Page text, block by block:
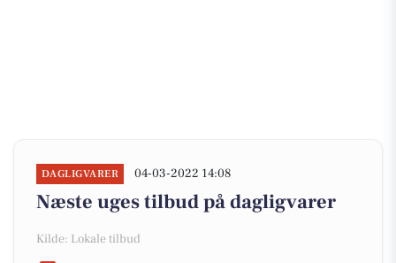
DAGLIGVARER 04-03-2022 14:08
Næste uges tilbud på dagligvarer
Kilde: Lokale tilbud